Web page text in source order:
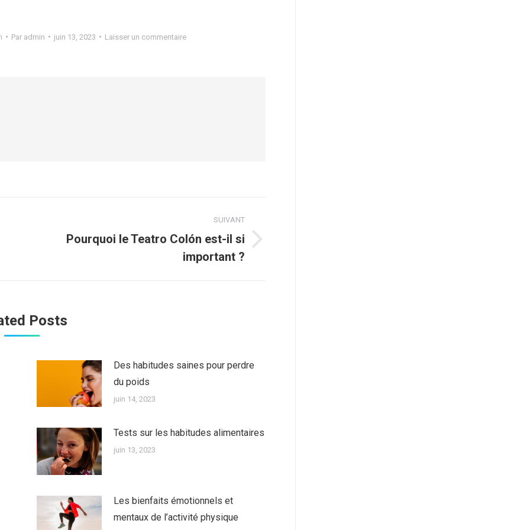
Par admin juin 13, 2023 Laisser un commentaire
SUIVANT
Pourquoi le Teatro Colón est-il si
important ?
Posts
Des habitudes saines pour perdre
du poids
juin 14, 2023
Tests sur les habitudes alimentaires
juin 13, 2023
Les bienfaits émotionnels et
mentaux de l’activité physique